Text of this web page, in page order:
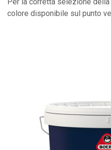
colore disponibile sul punto